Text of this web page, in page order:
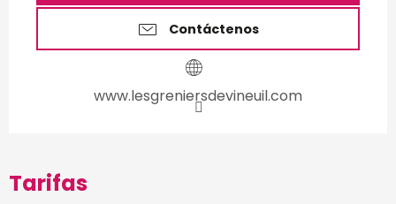
Contáctenos
www.lesgreniersdevineuil.com
Tarifas